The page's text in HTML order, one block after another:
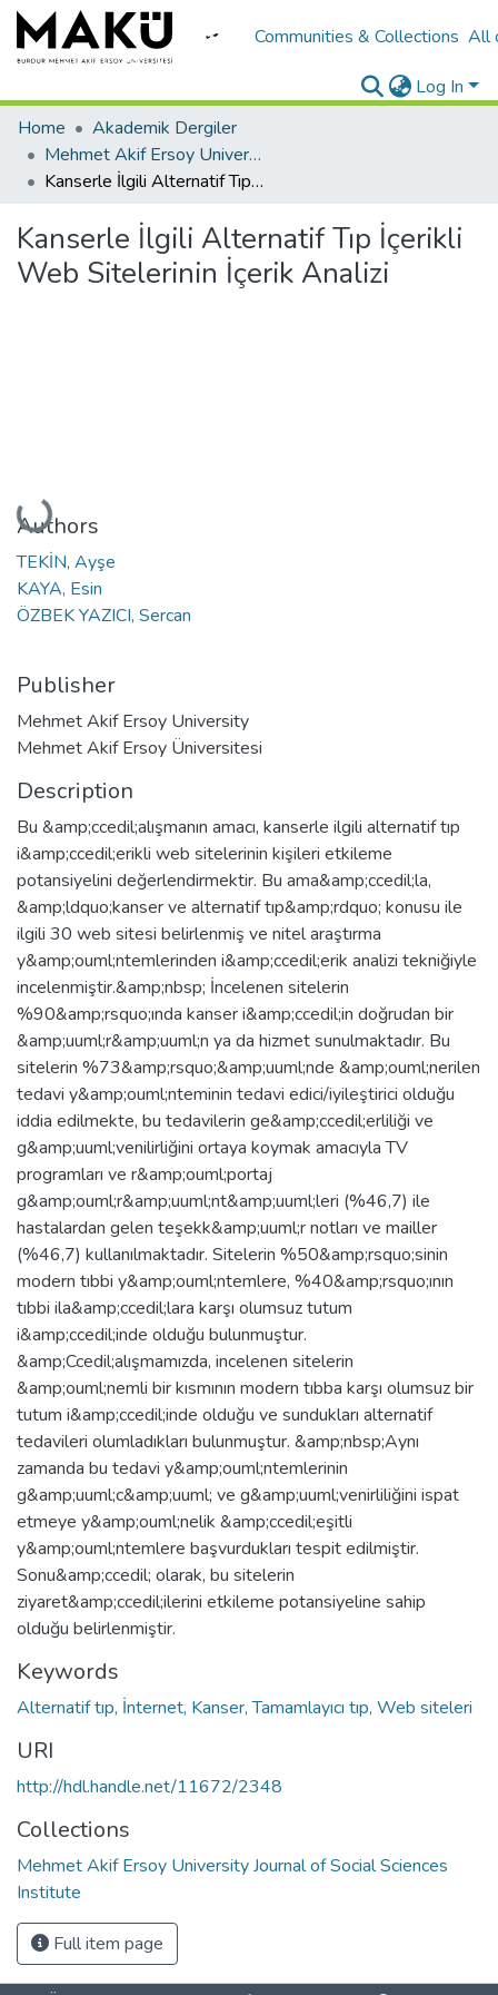
Communities & Collections All
Log In
Home
Akademik Dergiler
Mehmet Akif Ersoy University Journal of Social Sciences Institute
Kanserle İlgili Alternatif Tıp İçerikli Web Sitelerinin İçerik Analizi
Kanserle İlgili Alternatif Tıp İçerikli
Web Sitelerinin İçerik Analizi
Loading...
Authors
TEKİN, Ayşe
KAYA, Esin
ÖZBEK YAZICI, Sercan
Publisher
Mehmet Akif Ersoy University
Mehmet Akif Ersoy Üniversitesi
Description
Bu &amp;ccedil;alışmanın amacı, kanserle ilgili alternatif tıp
i&amp;ccedil;erikli web sitelerinin kişileri etkileme
potansiyelini değerlendirmektir. Bu ama&amp;ccedil;la,
&amp;ldquo;kanser ve alternatif tıp&amp;rdquo; konusu ile
ilgili 30 web sitesi belirlenmiş ve nitel araştırma
y&amp;ouml;ntemlerinden i&amp;ccedil;erik analizi tekniğiyle
incelenmiştir.&amp;nbsp; İncelenen sitelerin
%90&amp;rsquo;ında kanser i&amp;ccedil;in doğrudan bir
&amp;uuml;r&amp;uuml;n ya da hizmet sunulmaktadır. Bu
sitelerin %73&amp;rsquo;&amp;uuml;nde &amp;ouml;nerilen
tedavi y&amp;ouml;nteminin tedavi edici/iyileştirici olduğu
iddia edilmekte, bu tedavilerin ge&amp;ccedil;erliliği ve
g&amp;uuml;venilirliğini ortaya koymak amacıyla TV
programları ve r&amp;ouml;portaj
g&amp;ouml;r&amp;uuml;nt&amp;uuml;leri (%46,7) ile
hastalardan gelen teşekk&amp;uuml;r notları ve mailler
(%46,7) kullanılmaktadır. Sitelerin %50&amp;rsquo;sinin
modern tıbbi y&amp;ouml;ntemlere, %40&amp;rsquo;ının
tıbbi ila&amp;ccedil;lara karşı olumsuz tutum
i&amp;ccedil;inde olduğu bulunmuştur.
&amp;Ccedil;alışmamızda, incelenen sitelerin
&amp;ouml;nemli bir kısmının modern tıbba karşı olumsuz bir
tutum i&amp;ccedil;inde olduğu ve sundukları alternatif
tedavileri olumladıkları bulunmuştur. &amp;nbsp;Aynı
zamanda bu tedavi y&amp;ouml;ntemlerinin
g&amp;uuml;c&amp;uuml; ve g&amp;uuml;venirliliğini ispat
etmeye y&amp;ouml;nelik &amp;ccedil;eşitli
y&amp;ouml;ntemlere başvurdukları tespit edilmiştir.
Sonu&amp;ccedil; olarak, bu sitelerin
ziyaret&amp;ccedil;ilerini etkileme potansiyeline sahip
olduğu belirlenmiştir.
Keywords
Alternatif tıp, İnternet, Kanser, Tamamlayıcı tıp, Web siteleri
URI
http://hdl.handle.net/11672/2348
Collections
Mehmet Akif Ersoy University Journal of Social Sciences
Institute
Full item page